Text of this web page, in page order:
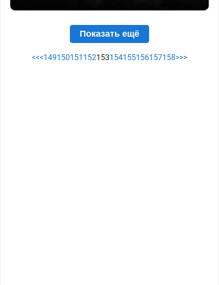
Показать ещё
<<<149150151 152153154155156157158>>>